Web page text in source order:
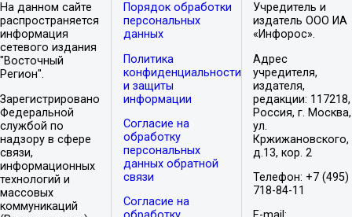
На данном сайте
распространяется
информация
сетевого издания
"Восточный
Регион".
Зарегистрировано
Федеральной
службой по
надзору в сфере
связи,
информационных
технологий и
массовых
коммуникаций
Порядок обработки
персональных
данных
Политика
конфиденциальности
и защиты
информации
Согласие на
обработку
персональных
данных обратной
связи
Согласие на
Учредитель и
издатель ООО ИА
«Инфорос».
Адрес
учредителя,
издателя,
редакции: 117218,
Россия, г. Москва,
ул.
Кржижановского,
д.13, кор. 2
Телефон: +7 (495)
718-84-11